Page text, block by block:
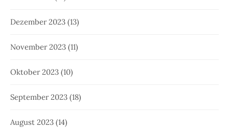
Dezember 2023 (13)
November 2023 (11)
Oktober 2023 (10)
September 2023 (18)
August 2023 (14)